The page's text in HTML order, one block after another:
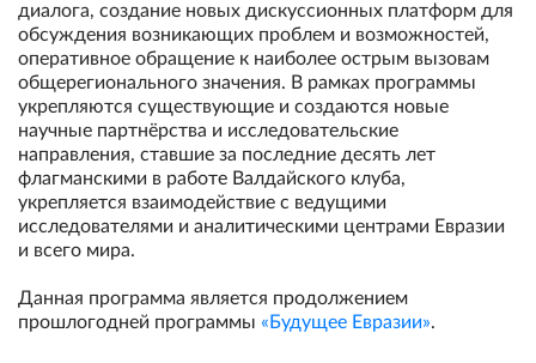
диалога, создание новых дискуссионных платформ для
обсуждения возникающих проблем и возможностей,
оперативное обращение к наиболее острым вызовам
общерегионального значения. В рамках программы
укрепляются существующие и создаются новые
научные партнёрства и исследовательские
направления, ставшие за последние десять лет
флагманскими в работе Валдайского клуба,
укрепляется взаимодействие с ведущими
исследователями и аналитическими центрами Евразии
и всего мира.
Данная программа является продолжением
прошлогодней программы «Будущее Евразии».